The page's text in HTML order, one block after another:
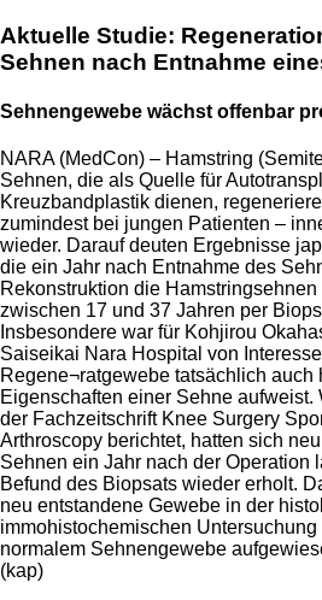
Aktuelle Studie:
Sehnen nach Entnahme
Sehnengewebe wächst offenbar
NARA (MedCon) – Hamstring
Sehnen, die als Quelle für
Kreuzbandplastik dienen,
zumindest bei jungen Patienten –
wieder. Darauf deuten Ergebnisse
die ein Jahr nach Entnahme des
Rekonstruktion die
zwischen 17 und 37 Jahren per
Insbesondere war für Kohjirou
Saiseikai Nara Hospital von
Regene¬ratgewebe tatsächlich auch
Eigenschaften einer Sehne aufweist.
der Fachzeitschrift Knee Surgery
Arthroscopy berichtet, hatten sich
Sehnen ein Jahr nach der Operation
Befund des Biopsats wieder erholt.
neu entstandene Gewebe in der
immohistochemischen
normalem Sehnengewebe
(kap)